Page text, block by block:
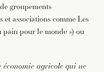
groupements
associations comme Les
pain pour le monde ») ou
économie agricole qui ne